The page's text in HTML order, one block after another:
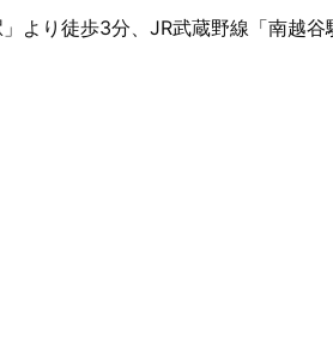
より徒歩3分、JR武蔵野線「南越谷